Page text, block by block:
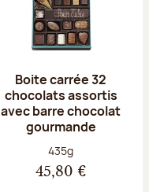
Boite carrée 32
chocolats assortis
avec barre chocolat
gourmande
Poids net :
435g
45,80 €